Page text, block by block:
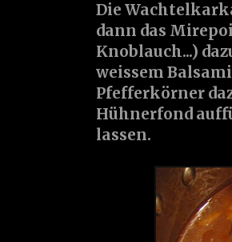
Die
dann das
Knoblauch...)
weissem
Pfefferkörner
Hühnerfond
lassen.